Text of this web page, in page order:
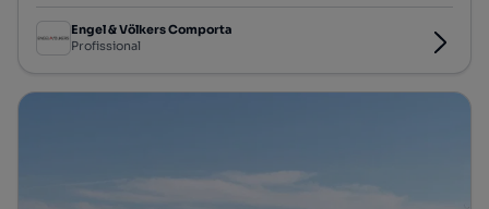
Engel & Völkers Comporta
Profissional